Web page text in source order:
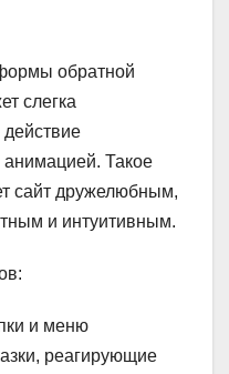
обратной
слегка
анимацией. Такое
сайт дружелюбным,
и интуитивным.
и меню
реагирующие